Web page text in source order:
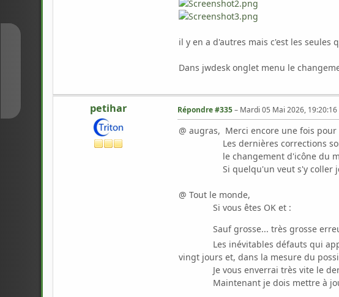
il y en a d'autres mais c'est les seules
Dans jwdesk onglet menu le
petihar Répondre #335– Mardi 05 Mai 2026, 19:20:16
@ augras, Merci encore une fois
Les dernières corrections sont
le changement d'icône du menu
Si quelqu'un veut s'y coller je
@ Tout le monde,
Si vous êtes OK et :
Sauf grosse... très grosse erreur
Les inévitables défauts qui
vingt jours et, dans la mesure du
Je vous enverrai très vite le
Maintenant je dois mettre à